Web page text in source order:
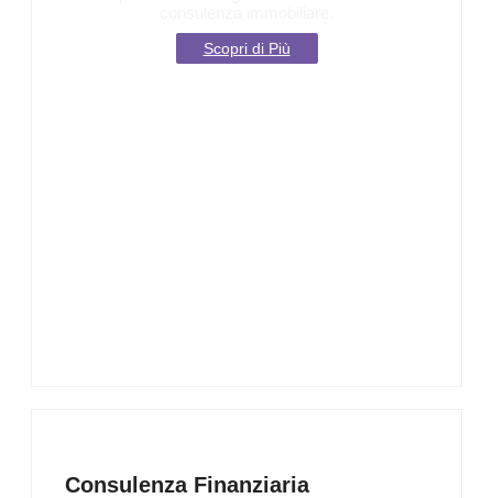
Scopri di Più
Consulenza Finanziaria